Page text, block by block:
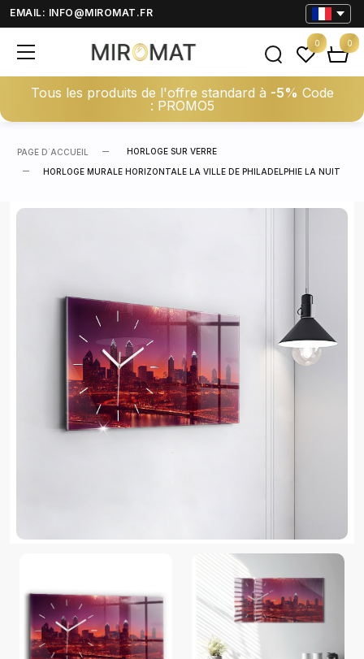
EMAIL: INFO@MIROMAT.FR
Tous les produits de l'offre standard à -5% Code
: PROMO5
0 0
PAGE D΄ACCUEIL HORLOGE SUR VERRE
HORLOGE MURALE HORIZONTALE LA VILLE DE PHILADELPHIE LA NUIT